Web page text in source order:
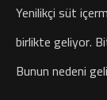
Yenilikçi süt
birlikte geliyor.
Bunun nedeni